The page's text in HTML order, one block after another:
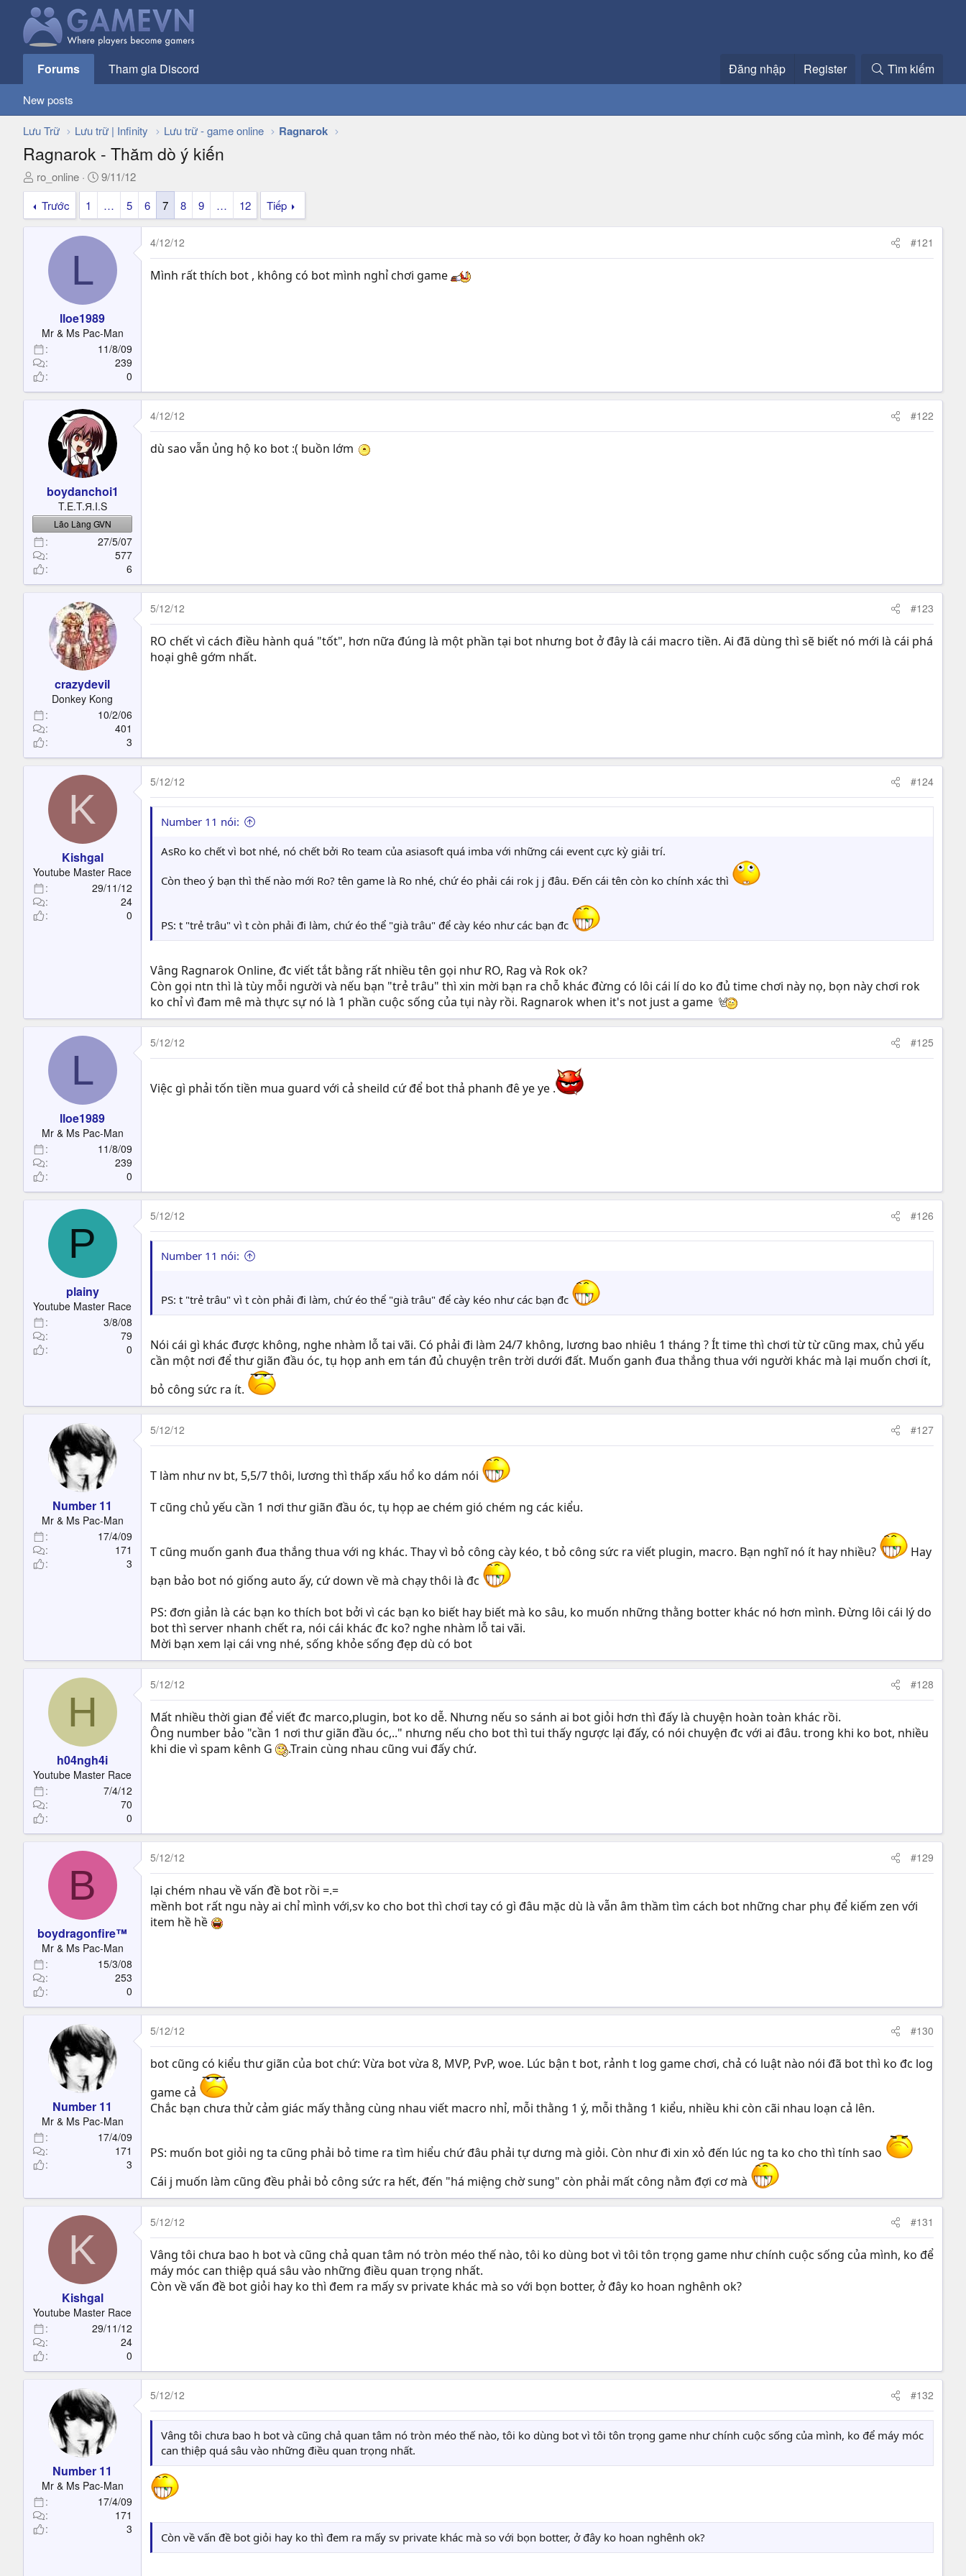
Forums Tham gia Discord Đăng nhập Register Tìm kiếm
New posts
Lưu Trữ Lưu trữ | Infinity Lưu trữ - game online Ragnarok
Ragnarok - Thăm dò ý kiến
T
h
e
e
r
ro_online
N
g
à
y
9/11/12
Trước
1 … 5 6 7 8 9 … 12 Tiếp
L
lloe1989
Mr & Ms Pac-Man
11/8/09
239
0
4/12/12 #121
Mình rất thích bot , không có bot mình nghỉ chơi game
boydanchoi1
T.E.T.Я.I.S
Lão Làng GVN
27/5/07
577
6
4/12/12 #122
dù sao vẫn ủng hộ ko bot :( buồn lớm
crazydevil
Donkey Kong
10/2/06
401
3
5/12/12 #123
RO chết vì cách điều hành quá "tốt", hơn nữa đúng là một phần tại bot nhưng bot ở đây là cái macro tiền. Ai đã dùng thì sẽ biết nó mới là cái phá
hoại ghê gớm nhất.
K
Kishgal
Youtube Master Race
29/11/12
24
0
5/12/12 #124
Number 11 nói:
AsRo ko chết vì bot nhé, nó chết bởi Ro team của asiasoft quá imba với những cái event cực kỳ giải trí.
Còn theo ý bạn thì thế nào mới Ro? tên game là Ro nhé, chứ éo phải cái rok j j đâu. Đến cái tên còn ko chính xác thì
PS: t "trẻ trâu" vì t còn phải đi làm, chứ éo thể "già trâu" để cày kéo như các bạn đc
Vâng Ragnarok Online, đc viết tắt bằng rất nhiều tên gọi như RO, Rag và Rok ok?
Còn gọi ntn thì là tùy mỗi người và nếu bạn "trẻ trâu" thì xin mời bạn ra chỗ khác đừng có lôi cái lí do ko đủ time chơi này nọ, bọn này chơi rok
ko chỉ vì đam mê mà thực sự nó là 1 phần cuộc sống của tụi này rồi. Ragnarok when it's not just a game
L
lloe1989
Mr & Ms Pac-Man
11/8/09
239
0
5/12/12 #125
Việc gì phải tốn tiền mua guard với cả sheild cứ để bot thả phanh đê ye ye .
P
plainy
Youtube Master Race
3/8/08
79
0
5/12/12 #126
Number 11 nói:
PS: t "trẻ trâu" vì t còn phải đi làm, chứ éo thể "già trâu" để cày kéo như các bạn đc
Nói cái gì khác được không, nghe nhàm lỗ tai vãi. Có phải đi làm 24/7 không, lương bao nhiêu 1 tháng ? Ít time thì chơi từ từ cũng max, chủ yếu
cần một nơi để thư giãn đầu óc, tụ họp anh em tán đủ chuyện trên trời dưới đất. Muốn ganh đua thắng thua với người khác mà lại muốn chơi ít,
bỏ công sức ra ít.
Number 11
Mr & Ms Pac-Man
17/4/09
171
3
5/12/12 #127
T làm như nv bt, 5,5/7 thôi, lương thì thấp xấu hổ ko dám nói
T cũng chủ yếu cần 1 nơi thư giãn đầu óc, tụ họp ae chém gió chém ng các kiểu.
T cũng muốn ganh đua thắng thua với ng khác. Thay vì bỏ công cày kéo, t bỏ công sức ra viết plugin, macro. Bạn nghĩ nó ít hay nhiều?
Hay
bạn bảo bot nó giống auto ấy, cứ down về mà chạy thôi là đc
PS: đơn giản là các bạn ko thích bot bởi vì các bạn ko biết hay biết mà ko sâu, ko muốn những thằng botter khác nó hơn mình. Đừng lôi cái lý do
bot thì server nhanh chết ra, nói cái khác đc ko? nghe nhàm lỗ tai vãi.
Mời bạn xem lại cái vng nhé, sống khỏe sống đẹp dù có bot
H
h04ngh4i
Youtube Master Race
7/4/12
70
0
5/12/12 #128
Mất nhiều thời gian để viết đc marco,plugin, bot ko dễ. Nhưng nếu so sánh ai bot giỏi hơn thì đấy là chuyện hoàn toàn khác rồi.
Ông number bảo "cần 1 nơi thư giãn đầu óc,.." nhưng nếu cho bot thì tui thấy ngược lại đấy, có nói chuyện đc với ai đâu. trong khi ko bot, nhiều
khi die vì spam kênh G
.Train cùng nhau cũng vui đấy chứ.
B
boydragonfire™
Mr & Ms Pac-Man
15/3/08
253
0
5/12/12 #129
lại chém nhau về vấn đề bot rồi =.=
mềnh bot rất ngu này ai chỉ mình với,sv ko cho bot thì chơi tay có gì đâu mặc dù là vẫn âm thầm tìm cách bot những char phụ để kiếm zen với
item hề hề
Number 11
Mr & Ms Pac-Man
17/4/09
171
3
5/12/12 #130
bot cũng có kiểu thư giãn của bot chứ: Vừa bot vừa 8, MVP, PvP, woe. Lúc bận t bot, rảnh t log game chơi, chả có luật nào nói đã bot thì ko đc log
game cả
Chắc bạn chưa thử cảm giác mấy thằng cùng nhau viết macro nhỉ, mỗi thằng 1 ý, mỗi thằng 1 kiểu, nhiều khi còn cãi nhau loạn cả lên.
PS: muốn bot giỏi ng ta cũng phải bỏ time ra tìm hiểu chứ đâu phải tự dưng mà giỏi. Còn như đi xin xỏ đến lúc ng ta ko cho thì tính sao
Cái j muốn làm cũng đều phải bỏ công sức ra hết, đến "há miệng chờ sung" còn phải mất công nằm đợi cơ mà
K
Kishgal
Youtube Master Race
29/11/12
24
0
5/12/12 #131
Vâng tôi chưa bao h bot và cũng chả quan tâm nó tròn méo thế nào, tôi ko dùng bot vì tôi tôn trọng game như chính cuộc sống của mình, ko để
máy móc can thiệp quá sâu vào những điều quan trọng nhất.
Còn về vấn đề bot giỏi hay ko thì đem ra mấy sv private khác mà so với bọn botter, ở đây ko hoan nghênh ok?
Number 11
Mr & Ms Pac-Man
17/4/09
171
3
5/12/12 #132
Vâng tôi chưa bao h bot và cũng chả quan tâm nó tròn méo thế nào, tôi ko dùng bot vì tôi tôn trọng game như chính cuộc sống của mình, ko để máy móc
can thiệp quá sâu vào những điều quan trọng nhất.
Còn về vấn đề bot giỏi hay ko thì đem ra mấy sv private khác mà so với bọn botter, ở đây ko hoan nghênh ok?